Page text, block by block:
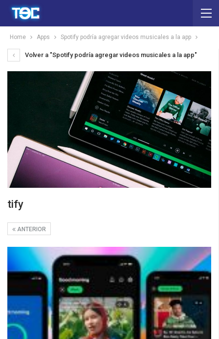
Home Apps Spotify podría agregar videos musicales a la app
Volver a "Spotify podría agregar videos musicales a la app"
tify
ANTERIOR